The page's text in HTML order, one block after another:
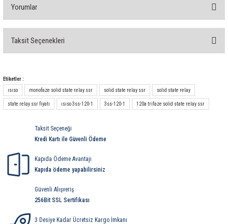
Yorumlar
Taksit Seçenekleri
Etiketler :
ısıso
monofaze solid state relay ssr solid state relay ssr solid state relay
state relay ssr fiyatı ısıso 3ss-120-1 3ss-120-1 120a trifaze solid state relay ssr
3 Desiye Kadar Ücretsiz Kargo İmkanı
Kapıda Ödeme Avantajı
Kapıda ödeme yapabilirsiniz
Güvenli Alışveriş
256Bit SSL Sertifikası
Taksit Seçeneği
Kredi Kartı ile Güvenli Ödeme